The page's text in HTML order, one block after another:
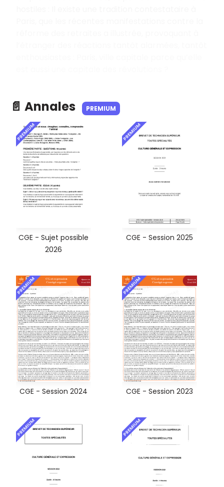
📄 Annales PREMIUM
PREMIUM
CGE - Sujet possible
2026
PREMIUM
CGE - Session 2025
PREMIUM
CGE - Session 2024
PREMIUM
CGE - Session 2023
PREMIUM PREMIUM